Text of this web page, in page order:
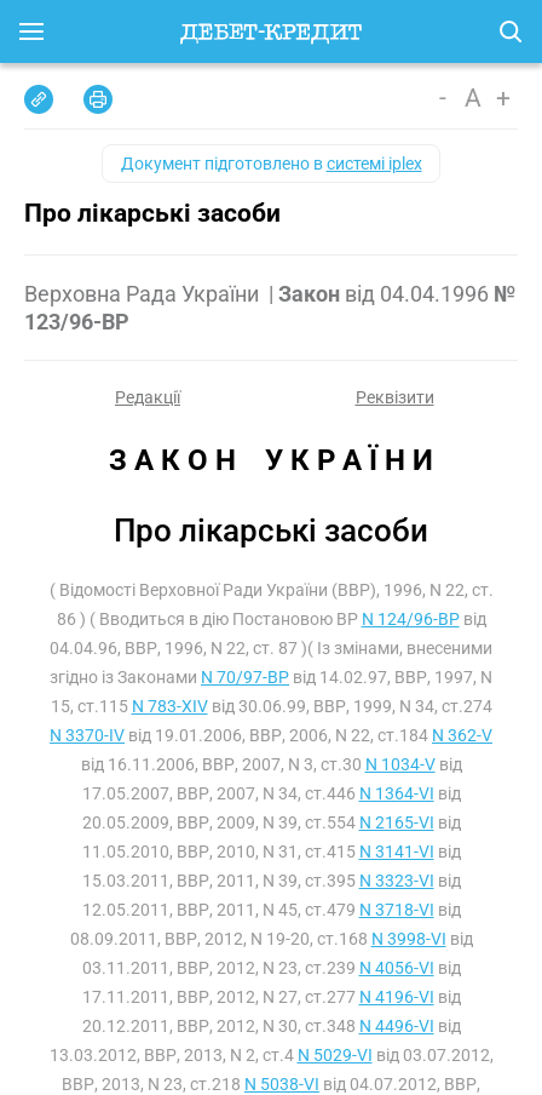
- A +
Документ підготовлено всистемі iplex
Про лікарські засоби
Верховна Рада України | Закон від 04.04.1996 №
123/96-ВР
Редакції Реквізити
З А К О Н    У К Р А Ї Н И
Про лікарські засоби
( Відомості Верховної Ради України (ВВР), 1996, N 22, ст.
86 ) ( Вводиться в дію Постановою ВР N 124/96-ВРвід
04.04.96, ВВР, 1996, N 22, ст. 87 )( Із змінами, внесеними
згідно із Законами N 70/97-ВР від 14.02.97, ВВР, 1997, N
15, ст.115 N 783-XIVвід 30.06.99, ВВР, 1999, N 34, ст.274
N 3370-IV від 19.01.2006, ВВР, 2006, N 22, ст.184 N 362-V
від 16.11.2006, ВВР, 2007, N 3, ст.30 N 1034-Vвід
17.05.2007, ВВР, 2007, N 34, ст.446 N 1364-VI від
20.05.2009, ВВР, 2009, N 39, ст.554 N 2165-VI від
11.05.2010, ВВР, 2010, N 31, ст.415 N 3141-VI від
15.03.2011, ВВР, 2011, N 39, ст.395 N 3323-VI від
12.05.2011, ВВР, 2011, N 45, ст.479 N 3718-VI від
08.09.2011, ВВР, 2012, N 19-20, ст.168 N 3998-VI від
03.11.2011, ВВР, 2012, N 23, ст.239 N 4056-VI від
17.11.2011, ВВР, 2012, N 27, ст.277 N 4196-VI від
20.12.2011, ВВР, 2012, N 30, ст.348 N 4496-VI від
13.03.2012, ВВР, 2013, N 2, ст.4 N 5029-VI від 03.07.2012,
ВВР, 2013, N 23, ст.218 N 5038-VI від 04.07.2012, ВВР,